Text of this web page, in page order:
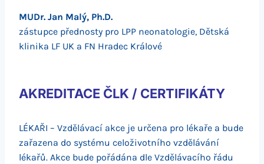
MUDr. Jan Malý, Ph.D.
zástupce přednosty pro LPP neonatologie, Dětská
klinika LF UK a FN Hradec Králové
AKREDITACE ČLK / CERTIFIKÁTY
LÉKAŘI – Vzdělávací akce je určena pro lékaře a bude
zařazena do systému celoživotního vzdělávání
lékařů. Akce bude pořádána dle Vzdělávacího řádu